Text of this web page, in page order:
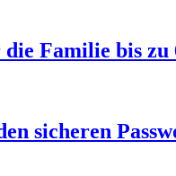
Familie bis zu
sicheren